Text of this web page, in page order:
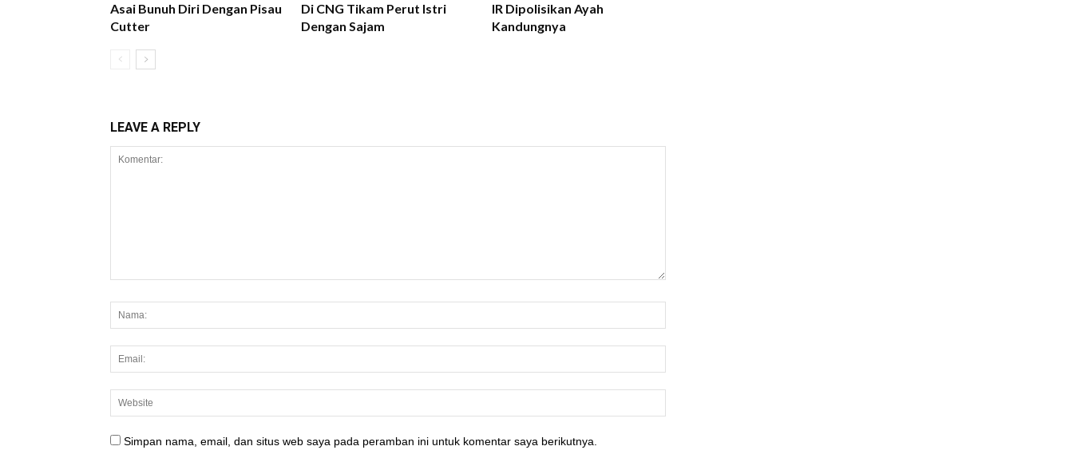
Asai Bunuh Diri Dengan Pisau
Cutter
Di CNG Tikam Perut Istri
Dengan Sajam
IR Dipolisikan Ayah
Kandungnya
LEAVE A REPLY
Simpan nama, email, dan situs web saya pada peramban ini untuk komentar saya berikutnya.